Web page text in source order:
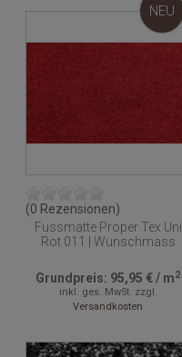
NEU
(0 Rezensionen)
Fussmatte Proper Tex Uni
Rot 011 | Wunschmass
Grundpreis: 95,95 €/ m2
inkl. ges. MwSt. zzgl.
Versandkosten